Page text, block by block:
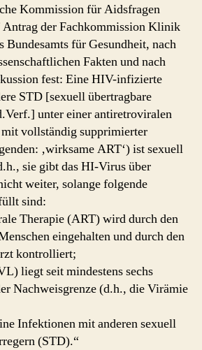
Kommission für Aidsfragen
Antrag der Fachkommission Klinik
Bundesamts für Gesundheit, nach
Fakten und nach
fest: Eine HIV-infizierte
STD [sexuell übertragbare
unter einer antiretroviralen
vollständig supprimierter
‚wirksame ART‘) ist sexuell
sie gibt das HI-Virus über
weiter, solange folgende
sind:
Therapie (ART) wird durch den
eingehalten und durch den
kontrolliert;
liegt seit mindestens sechs
Nachweisgrenze (d.h., die Virämie
Infektionen mit anderen sexuell
(STD).“